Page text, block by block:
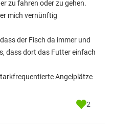
zu fahren oder zu gehen.
mich vernünftig
der Fisch da immer und
dass dort das Futter einfach
Angelplätze
2